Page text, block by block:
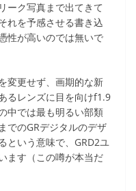
ーク写真まで出てきて
れを予感させる書き込
性が高いのでは無いで
変更せず、画期的な新
るレンズに目を向けf1.9
中では最も明るい部類
でのGRデジタルのデザ
という意味で、GRD2ユ
ます（この噂が本当だ